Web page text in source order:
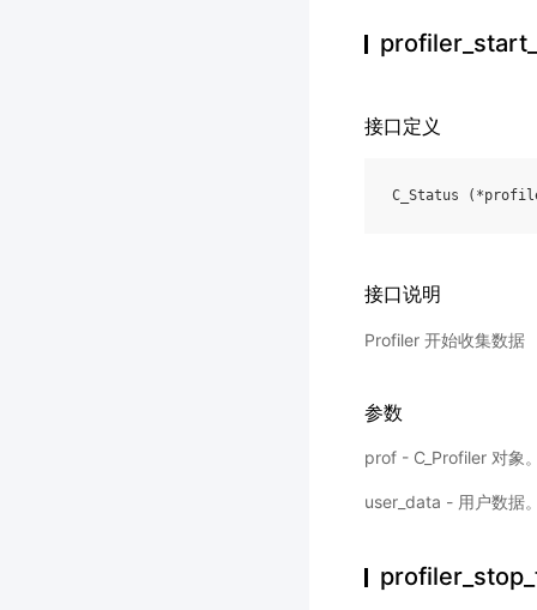
接口定义
C_Status ( *
接口说明
Profiler 开始收集数据
参数
prof - C_Profiler 对象
user_data - 用户数据